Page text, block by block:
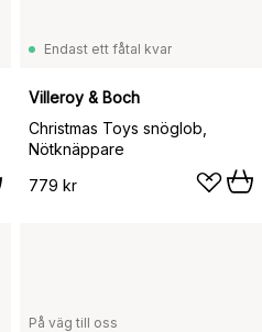
Endast ett fåtal kvar
Villeroy & Boch
Christmas Toys snöglob,
Nötknäppare
779 kr
På väg till oss